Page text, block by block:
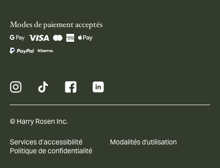
Modes de paiement acceptés
© Harry Rosen Inc.
Services d’accessibilité
Modalités d'utilisation
Politique de confidentialité